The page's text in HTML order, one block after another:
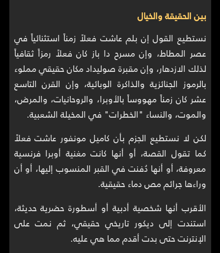
بين الحقيقة والخيال
نستطيع القول إن بلم عاشت فعلاً زمناً استثنائياً في
عصر المطاط، وإن مسرح دا باز كان فعلاً رمزاً ثقافياً
لذلك الازدهار، وإن مقبرة صوليداد مكان حقيقي مملوء
بالرموز الجنائزية والذاكرة الوبائية، وإن القرن التاسع
عشر كان زمناً مهووساً بالأوبرا، والروحانيات، والمرض،
والموت، والنساء "الخطرات" في المخيلة الشعبية.
لكن لا نستطيع الجزم بأن كاميل مونفور عاشت فعلاً
كما تقول القصة، أو أنها كانت مغنية أوبرا فرنسية
معروفة، أو أنها دُفنت في القبر المنسوب إليها، أو أن
وراءها جرائم مص دماء حقيقية.
الأقرب أنها شخصية أدبية أو أسطورة حضرية حديثة،
استندت إلى ديكور تاريخي حقيقي، ثم نمت على
الإنترنت حتى بدت أقدم مما هي عليه.